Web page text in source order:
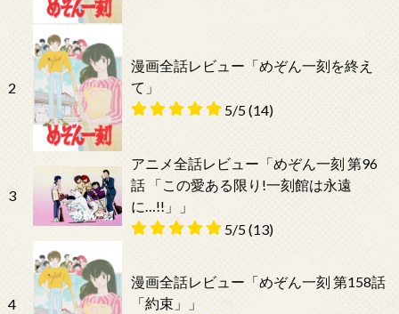
2
漫画全話レビュー「めぞん一刻を終え
て」
5/5(14)
3
アニメ全話レビュー「めぞん一刻 第96
話 「この愛ある限り!一刻館は永遠
に…!!」」
5/5(13)
4
漫画全話レビュー「めぞん一刻 第158話
「約束」」